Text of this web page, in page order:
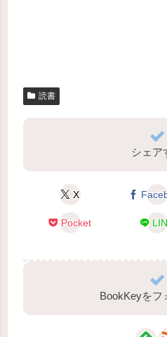
読書
シェア
X
Pocket
BookKeyをフ